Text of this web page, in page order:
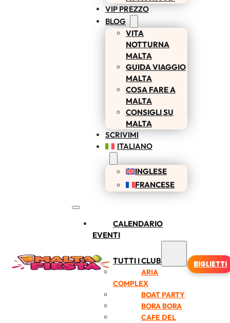
VIP PREZZO
BLOG
VITA
NOTTURNA
MALTA
GUIDA VIAGGIO
MALTA
COSA FARE A
MALTA
CONSIGLI SU
MALTA
SCRIVIMI
ITALIANO
INGLESE
FRANCESE
CALENDARIO
EVENTI
TUTTI I CLUB
ARIA
COMPLEX
BOAT PARTY
BORA BORA
CAFE DEL
BIGLIETTI